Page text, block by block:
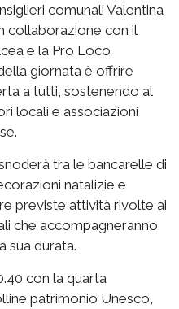
comunali Valentina
collaborazione con il
e la Pro Loco
giornata è offrire
a tutti, sostenendo al
locali e associazioni
tra le bancarelle di
natalizie e
previste attività rivolte ai
che accompagneranno
sua durata.
con la quarta
patrimonio Unesco,